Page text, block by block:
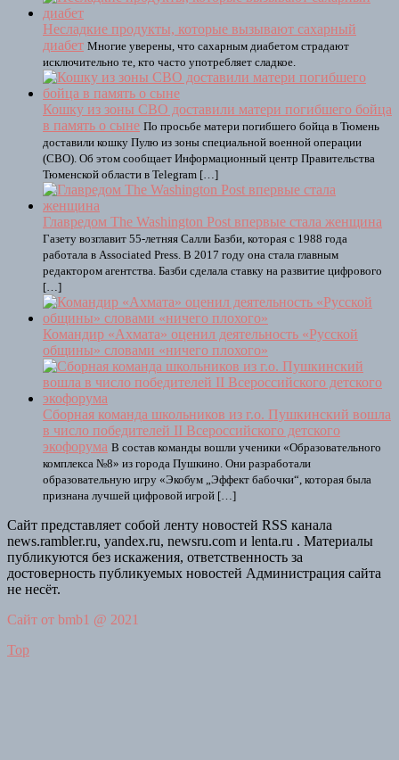
Несладкие продукты, которые вызывают сахарный
диабет Многие уверены, что сахарным диабетом страдают
исключительно те, кто часто употребляет сладкое.
Кошку из зоны СВО доставили матери погибшего бойца
в память о сыне По просьбе матери погибшего бойца в Тюмень
доставили кошку Пулю из зоны специальной военной операции
(СВО). Об этом сообщает Информационный центр Правительства
Тюменской области в Telegram […]
Главредом The Washington Post впервые стала женщина
Газету возглавит 55-летняя Салли Базби, которая с 1988 года
работала в Associated Press. В 2017 году она стала главным
редактором агентства. Базби сделала ставку на развитие цифрового
[…]
Командир «Ахмата» оценил деятельность «Русской
общины» словами «ничего плохого»
Сборная команда школьников из г.о. Пушкинский вошла
в число победителей II Всероссийского детского
экофорума В состав команды вошли ученики «Образовательного
комплекса №8» из города Пушкино. Они разработали
образовательную игру «Экобум „Эффект бабочки“, которая была
признана лучшей цифровой игрой […]
Сайт представляет собой ленту новостей RSS канала
news.rambler.ru, yandex.ru, newsru.com и lenta.ru . Материалы
публикуются без искажения, ответственность за
достоверность публикуемых новостей Администрация сайта
не несёт.
Сайт от bmb1 @ 2021
Top